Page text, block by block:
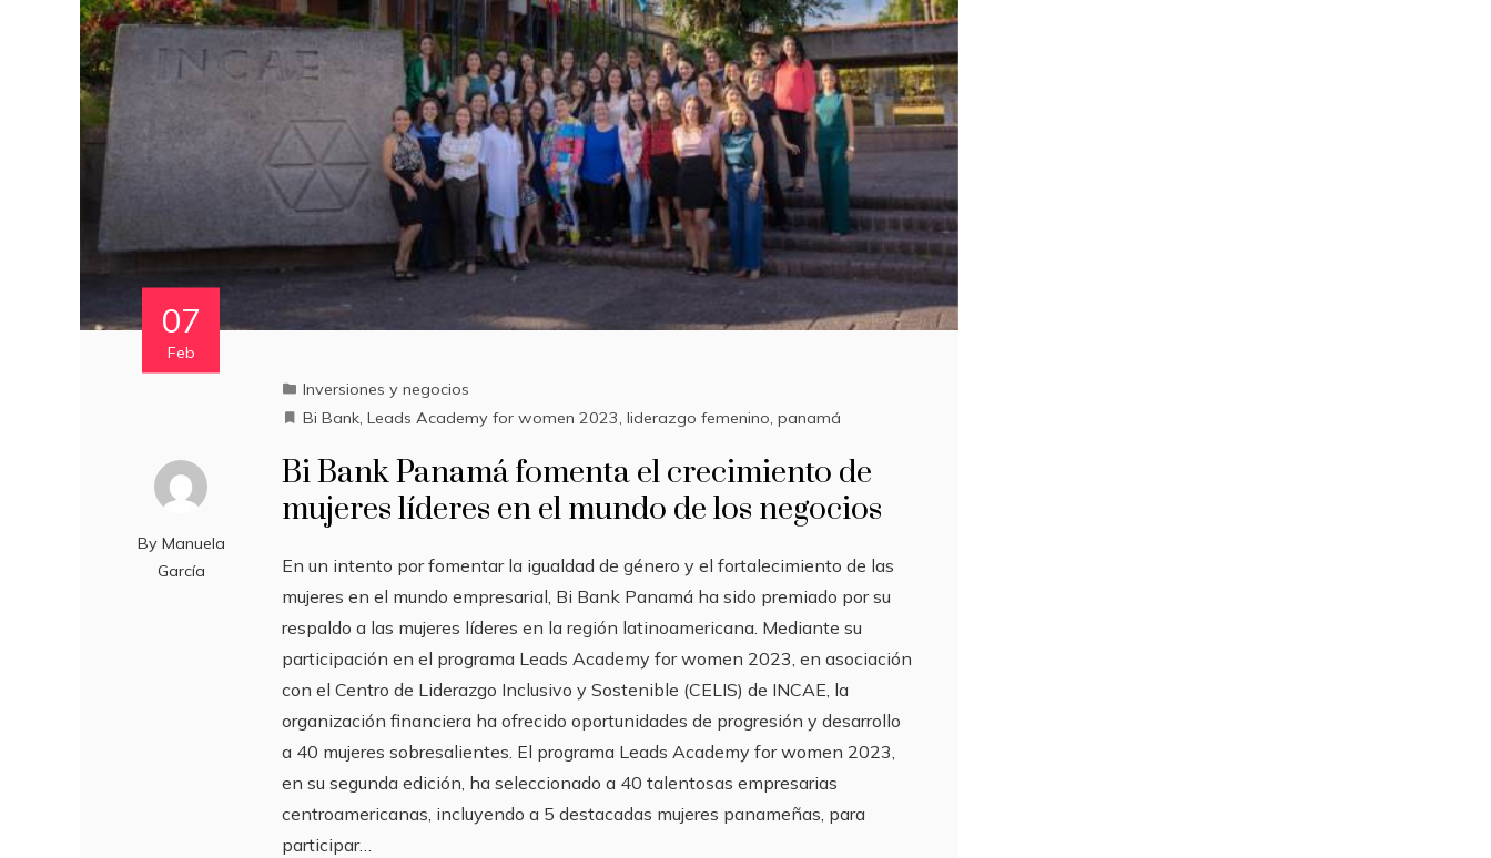
07
Feb
By Manuela
García
Inversiones y negocios
Bi Bank,Leads Academy for women 2023,liderazgo femenino,panamá
Bi Bank Panamá fomenta el crecimiento de
mujeres líderes en el mundo de los negocios
En un intento por fomentar la igualdad de género y el fortalecimiento de las
mujeres en el mundo empresarial, Bi Bank Panamá ha sido premiado por su
respaldo a las mujeres líderes en la región latinoamericana. Mediante su
participación en el programa Leads Academy for women 2023, en asociación
con el Centro de Liderazgo Inclusivo y Sostenible (CELIS) de INCAE, la
organización financiera ha ofrecido oportunidades de progresión y desarrollo
a 40 mujeres sobresalientes. El programa Leads Academy for women 2023,
en su segunda edición, ha seleccionado a 40 talentosas empresarias
centroamericanas, incluyendo a 5 destacadas mujeres panameñas, para
participar…